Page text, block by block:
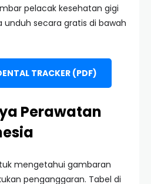
pelacak kesehatan gigi
unduh secara gratis di bawah
TRACKER (PDF)
Perawatan
mengetahui gambaran
penganggaran. Tabel di